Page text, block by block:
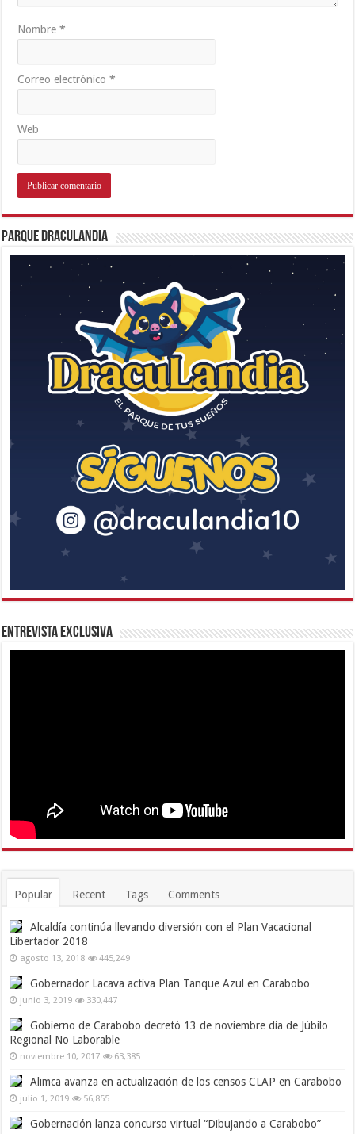
Nombre*
Correo electrónico*
Web
Parque Draculandia
Entrevista Exclusiva
Popular Recent Tags Comments
Alcaldía continúa llevando diversión con el Plan Vacacional
Libertador 2018
agosto 13, 2018 445,249
Gobernador Lacava activa Plan Tanque Azul en Carabobo
junio 3, 2019 330,447
Gobierno de Carabobo decretó 13 de noviembre día de Júbilo
Regional No Laborable
noviembre 10, 2017 63,385
Alimca avanza en actualización de los censos CLAP en Carabobo
julio 1, 2019 56,855
Gobernación lanza concurso virtual “Dibujando a Carabobo”